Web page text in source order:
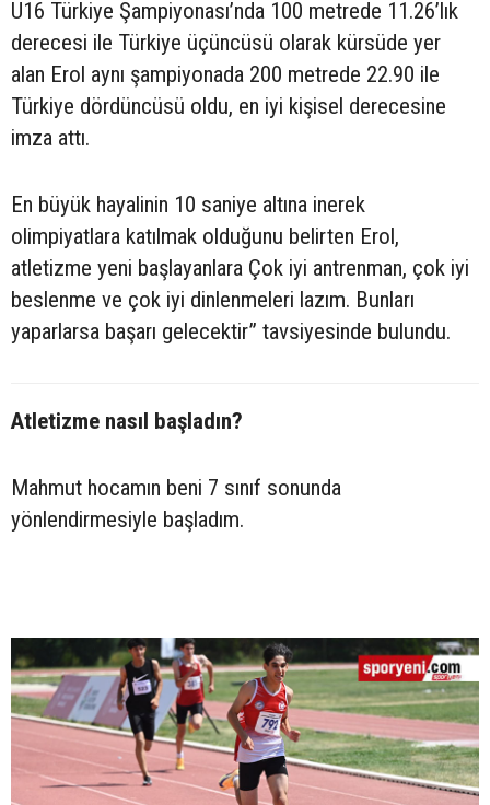
U16 Türkiye Şampiyonası’nda 100 metrede 11.26’lık
derecesi ile Türkiye üçüncüsü olarak kürsüde yer
alan Erol aynı şampiyonada 200 metrede 22.90 ile
Türkiye dördüncüsü oldu, en iyi kişisel derecesine
imza attı.
En büyük hayalinin 10 saniye altına inerek
olimpiyatlara katılmak olduğunu belirten Erol,
atletizme yeni başlayanlara Çok iyi antrenman, çok iyi
beslenme ve çok iyi dinlenmeleri lazım. Bunları
yaparlarsa başarı gelecektir” tavsiyesinde bulundu.
Atletizme nasıl başladın?
Mahmut hocamın beni 7 sınıf sonunda
yönlendirmesiyle başladım.